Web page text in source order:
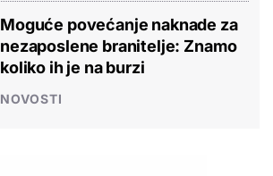
Moguće povećanje naknade za
nezaposlene branitelje: Znamo
koliko ih je na burzi
NOVOSTI